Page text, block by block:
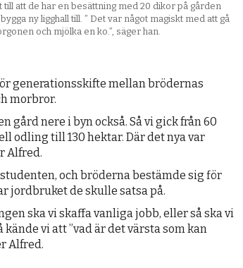
till att de har en besättning med 20 dikor på gården
ny ligghall till. ” Det var något magiskt med att gå
och mjölka en ko.”, säger han.
generationsskifte mellan brödernas
morbror.
gård nere i byn också. Så vi gick från 60
odling till 130 hektar. Där det nya var
Alfred.
och bröderna bestämde sig för
jordbruket de skulle satsa på.
ska vi skaffa vanliga jobb, eller så ska vi
kände vi att ”vad är det värsta som kan
Alfred.